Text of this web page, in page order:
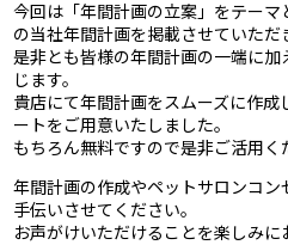
今回は「年間計画の立案」をテー
の当社年間計画を掲載させていただ
是非とも皆様の年間計画の一端に
じます。
貴店にて年間計画をスムーズに作
ートをご用意いたしました。
もちろん無料ですので是非ご活用く
年間計画の作成やペットサロンコ
手伝いさせてください。
お声がけいただけることを楽しみに